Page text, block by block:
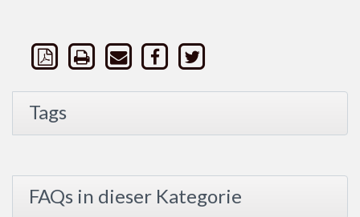
Tags
FAQs in dieser Kategorie